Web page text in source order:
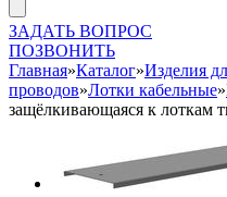
ЗАДАТЬ ВОПРОС
ПОЗВОНИТЬ
Главная»Каталог»Изделия
проводов»Лотки кабельные»
защёлкивающаяся к